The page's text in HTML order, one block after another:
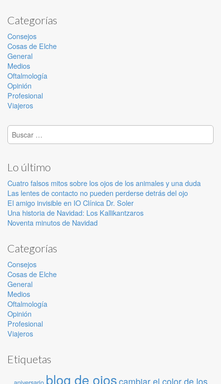
Categorías
Consejos
Cosas de Elche
General
Medios
Oftalmología
Opinión
Profesional
Viajeros
Buscar:
Lo último
Cuatro falsos mitos sobre los ojos de los animales y una duda
Las lentes de contacto no pueden perderse detrás del ojo
El amigo invisible en IO Clínica Dr. Soler
Una historia de Navidad: Los Kallikantzaros
Noventa minutos de Navidad
Categorías
Consejos
Cosas de Elche
General
Medios
Oftalmología
Opinión
Profesional
Viajeros
Etiquetas
blog de ojoscambiar el color de los